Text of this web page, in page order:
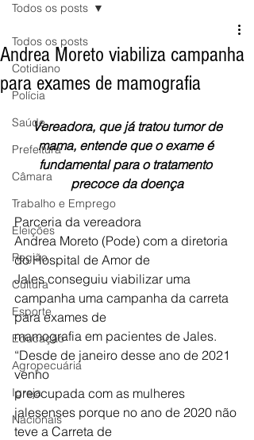
Todos os posts
Cotidiano
Polícia
Saúde
Prefeitura
Câmara
Trabalho e Emprego
Eleições
Região
Cultura
Esporte
Educação
Agropecuária
Igreja
Nacionais
Todos os posts
Andrea Moreto viabiliza campanha
para exames de mamografia
Vereadora, que já tratou tumor de
mama, entende que o exame é
fundamental para o tratamento
precoce da doença
Parceria da vereadora
Andrea Moreto (Pode) com a diretoria
do Hospital de Amor de
Jales conseguiu viabilizar uma
campanha uma campanha da carreta
para exames de
mamografia em pacientes de Jales.
“Desde de janeiro desse ano de 2021
venho
preocupada com as mulheres
jalesenses porque no ano de 2020 não
teve a Carreta de